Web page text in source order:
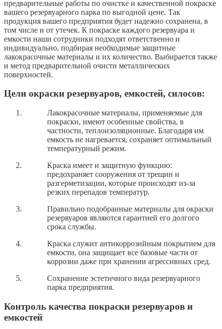
предварительные работы по очистке и качественной покраске
вашего резервуарного парка по выгодной цене. Так
продукция вашего предприятия будет надежно сохранена, в
том числе и от утечек. К покраске каждого резервуара и
емкости наши сотрудники подходят ответственно и
индивидуально, подбирая необходимые защитные
лакокрасочные материалы и их количество. Выбирается также
и метод предварительной очисти металлических
поверхностей.
Цели окраски резервуаров, емкостей, силосов:
Лакокрасочные материалы, применяемые для
покраски, имеют особенные свойства, в
частности, теплоизоляционные. Благодаря им
емкость не нагревается, сохраняет оптимальный
температурный режим.
Краска имеет и защитную функцию:
предохраняет сооружения от трещин и
разгерметизации, которые происходят из-за
резких перепадов температур.
Правильно подобранные материалы для окраски
резервуаров являются гарантией его долгого
срока службы.
Краска служит антикоррозийным покрытием для
емкости, она защищает все базовые части от
коррозии даже при хранении агрессивных сред.
Сохранение эстетичного вида резервуарного
парка предприятия.
Контроль качества покраски резервуаров и
емкостей